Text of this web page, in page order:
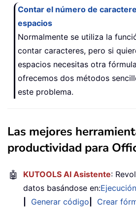
Contar el número de
espacios
Normalmente se utiliza la
contar caracteres, pero si
espacios necesitas otra
ofrecemos dos métodos
este problema.
Las mejores
productividad para
🤖 KUTOOLS AI Asistente:
datos basándose en:
Generar código
Crear